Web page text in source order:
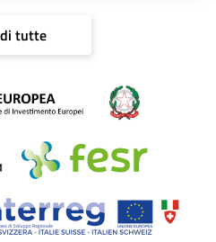
tutte